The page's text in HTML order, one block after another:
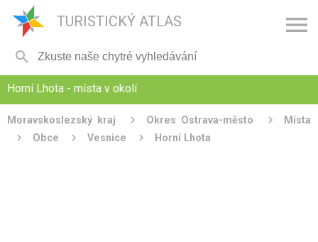
TURISTICKÝ ATLAS 

Horní Lhota - místa v okolí
Moravskoslezský kraj Okres Ostrava-město
Místa
Obce
Vesnice Horní Lhota